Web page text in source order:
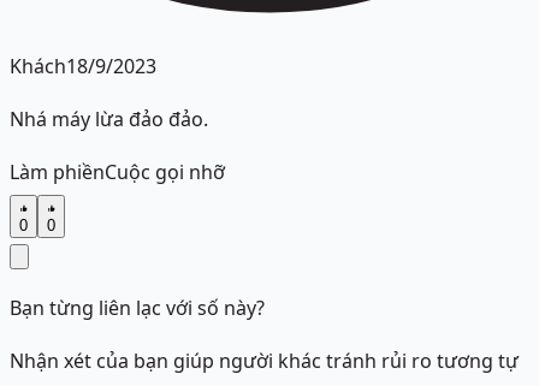
Khách18/9/2023
Nhá máy lừa đảo đảo.
Làm phiềnCuộc gọi nhỡ
0 0
Bạn từng liên lạc với số này?
Nhận xét của bạn giúp người khác tránh rủi ro tương tự